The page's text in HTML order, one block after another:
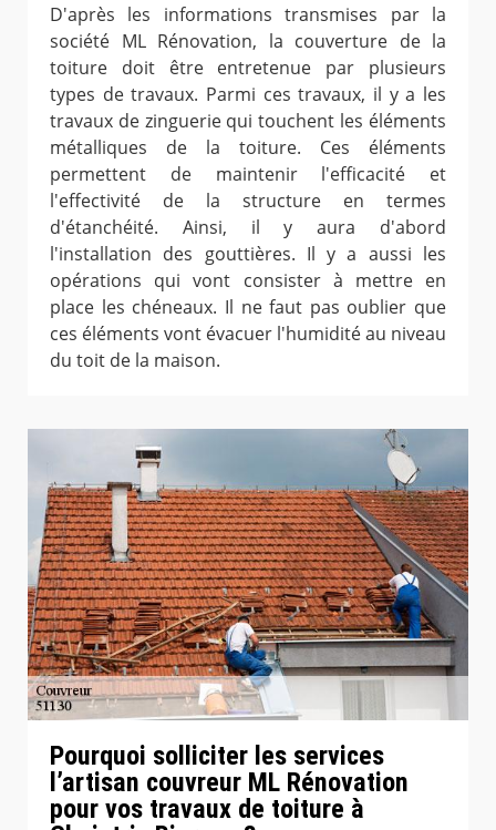
D'après les informations transmises par la
société ML Rénovation, la couverture de la
toiture doit être entretenue par plusieurs
types de travaux. Parmi ces travaux, il y a les
travaux de zinguerie qui touchent les éléments
métalliques de la toiture. Ces éléments
permettent de maintenir l'efficacité et
l'effectivité de la structure en termes
d'étanchéité. Ainsi, il y aura d'abord
l'installation des gouttières. Il y a aussi les
opérations qui vont consister à mettre en
place les chéneaux. Il ne faut pas oublier que
ces éléments vont évacuer l'humidité au niveau
du toit de la maison.
Pourquoi solliciter les services
l’artisan couvreur ML Rénovation
pour vos travaux de toiture à